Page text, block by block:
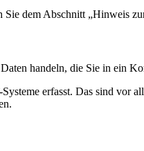
dem Abschnitt „Hinweis
handeln, die Sie in ein
erfasst. Das sind vor